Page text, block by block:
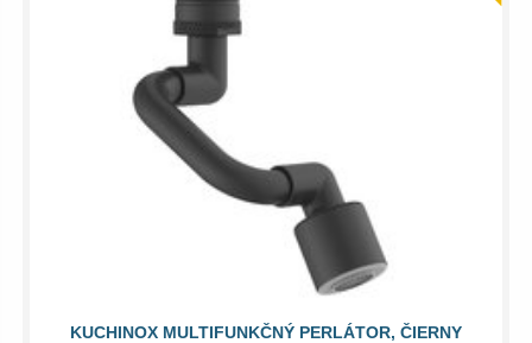
KUCHINOX MULTIFUNKČNÝ PERLÁTOR, ČIERNY